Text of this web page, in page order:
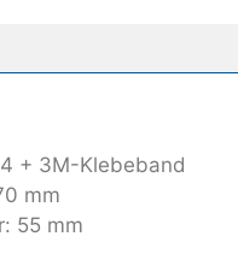
+ 3M-Klebeband
mm
55 mm